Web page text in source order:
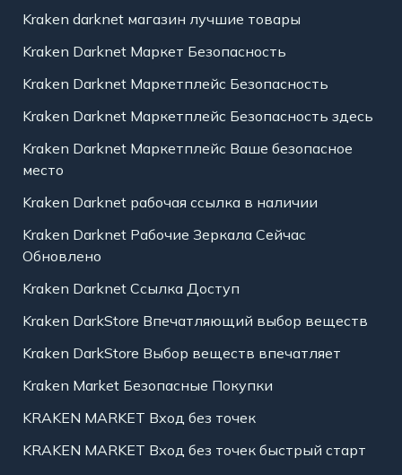
Kraken darknet магазин лучшие товары
Kraken Darknet Маркет Безопасность
Kraken Darknet Маркетплейс Безопасность
Kraken Darknet Маркетплейс Безопасность здесь
Kraken Darknet Маркетплейс Ваше безопасное
место
Kraken Darknet рабочая ссылка в наличии
Kraken Darknet Рабочие Зеркала Сейчас
Обновлено
Kraken Darknet Ссылка Доступ
Kraken DarkStore Впечатляющий выбор веществ
Kraken DarkStore Выбор веществ впечатляет
Kraken Market Безопасные Покупки
KRAKEN MARKET Вход без точек
KRAKEN MARKET Вход без точек быстрый старт